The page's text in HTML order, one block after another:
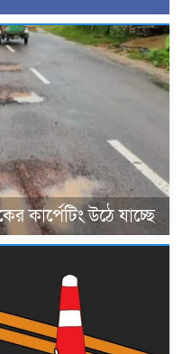
কার্পেটিং উঠে যাচ্ছে